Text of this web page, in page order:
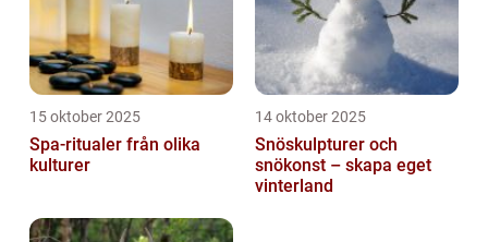
15 oktober 2025
Spa-ritualer från olika
kulturer
14 oktober 2025
Snöskulpturer och
snökonst – skapa eget
vinterland